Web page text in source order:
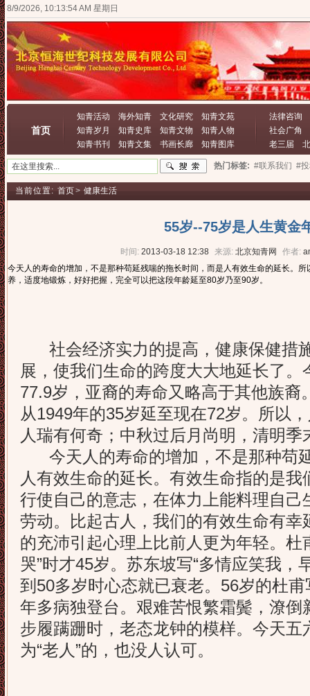
8/9/2026, 10:13:55 AM 星期日
首页
知青活动 海外知青 文化研究
知青文苑
知青岁月
知青史库 知青文物
知青人物
知青书刊
知青文集 书画长廊 知青图库
法律咨询
社会广角
老三届
热门标签: #联系我们 #
当前位置: 首页> 健康生活
55岁--75岁是人生黄金
时间: 2013-03-18 12:38 来源: 北京知青网 作者:
今天人的寿命的增加，不是那种苟延残喘的拖长时间，而是人有效生命的延长。
养，适度地锻炼，好好把握，完全可以把这段年龄延至80岁乃至90岁。
社会经济实力的提高，健康保健措
展，使我们生命的跨度大大地延长了
77.9岁，亚裔的寿命又略高于其他族裔
从1949年的35岁延至现在72岁。所以
人瑞有何奇；中秋过后月尚明，清明季
今天人的寿命的增加，不是那种苟
人有效生命的延长。有效生命指的是
行使自己的意志，在体力上能料理自己
劳动。比起古人，我们的有效生命有幸
的充沛引起心理上比前人更为年轻。杜
哭”时才45岁。苏东坡写“多情应笑我，
到50多岁时心态就已衰老。56岁的杜
年多病独登台。艰难苦恨繁霜鬓，潦倒
步履蹒跚时，老态龙钟的模样。今天五
为“老人”的，也没人认可。